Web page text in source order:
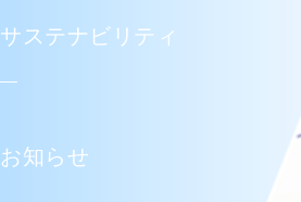
サステナビリティ
お知らせ